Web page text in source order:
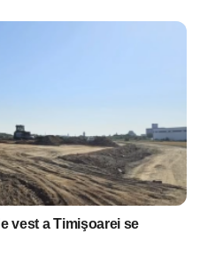
vest a Timişoarei se